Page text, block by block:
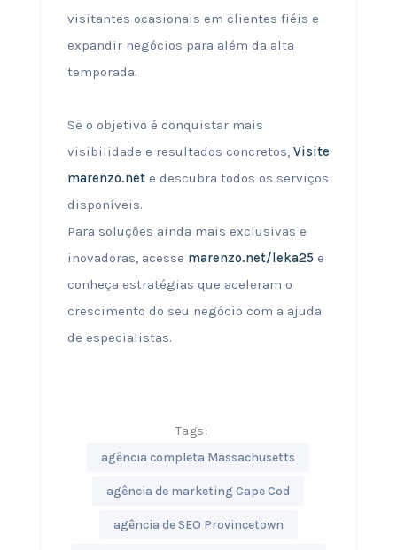
visitantes ocasionais em clientes fiéis e
expandir negócios para além da alta
temporada.
Se o objetivo é conquistar mais
visibilidade e resultados concretos, Visite
marenzo.nete descubra todos os serviços
disponíveis.
Para soluções ainda mais exclusivas e
inovadoras, acesse marenzo.net/leka25 e
conheça estratégias que aceleram o
crescimento do seu negócio com a ajuda
de especialistas.
Tags:
agência completa Massachusetts
agência de marketing Cape Cod
agência de SEO Provincetown